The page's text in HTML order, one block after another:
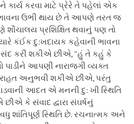
કરવા માટે પ્રેરે તે પહેલાં એક
ઉભી થાય છે તે આપણે તરત જ
શૌચાલય પ્રશિક્ષિત થવાનું પણ તો
કંઈક દુ:ખદાયક કહેવાની ભાવના
કરી શકીએ છીએ, "હું તે કહું કે
પાડીને આપણી નારાજગી વ્યક્ત
અનુભવી શકીએ છીએ, પરંતુ
આદત એ મનની દુ: ખી સ્થિતિ
કે સંવાદ દ્વારા સંઘર્ષનું
શાંતિપૂર્ણ સ્થિતિ છે. રચનાત્મક અને